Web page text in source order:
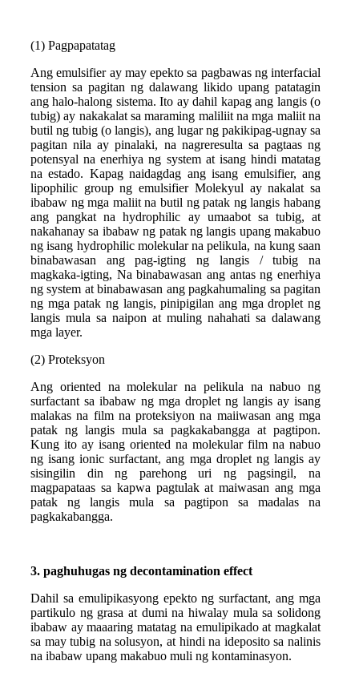
(1) Pagpapatatag
Ang emulsifier ay may epekto sa pagbawas ng interfacial
tension sa pagitan ng dalawang likido upang patatagin
ang halo-halong sistema. Ito ay dahil kapag ang langis (o
tubig) ay nakakalat sa maraming maliliit na mga maliit na
butil ng tubig (o langis), ang lugar ng pakikipag-ugnay sa
pagitan nila ay pinalaki, na nagreresulta sa pagtaas ng
potensyal na enerhiya ng system at isang hindi matatag
na estado. Kapag naidagdag ang isang emulsifier, ang
lipophilic group ng emulsifier Molekyul ay nakalat sa
ibabaw ng mga maliit na butil ng patak ng langis habang
ang pangkat na hydrophilic ay umaabot sa tubig, at
nakahanay sa ibabaw ng patak ng langis upang makabuo
ng isang hydrophilic molekular na pelikula, na kung saan
binabawasan ang pag-igting ng langis / tubig na
magkaka-igting, Na binabawasan ang antas ng enerhiya
ng system at binabawasan ang pagkahumaling sa pagitan
ng mga patak ng langis, pinipigilan ang mga droplet ng
langis mula sa naipon at muling nahahati sa dalawang
mga layer.
(2) Proteksyon
Ang oriented na molekular na pelikula na nabuo ng
surfactant sa ibabaw ng mga droplet ng langis ay isang
malakas na film na proteksiyon na maiiwasan ang mga
patak ng langis mula sa pagkakabangga at pagtipon.
Kung ito ay isang oriented na molekular film na nabuo
ng isang ionic surfactant, ang mga droplet ng langis ay
sisingilin din ng parehong uri ng pagsingil, na
magpapataas sa kapwa pagtulak at maiwasan ang mga
patak ng langis mula sa pagtipon sa madalas na
pagkakabangga.
3. paghuhugas ng decontamination effect
Dahil sa emulipikasyong epekto ng surfactant, ang mga
partikulo ng grasa at dumi na hiwalay mula sa solidong
ibabaw ay maaaring matatag na emulipikado at magkalat
sa may tubig na solusyon, at hindi na ideposito sa nalinis
na ibabaw upang makabuo muli ng kontaminasyon.